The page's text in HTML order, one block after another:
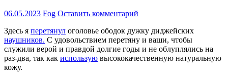
06.05.2023 Fog Оставить комментарий
Здесь я перетянул оголовье ободок дужку диджейских
наушников. С удовольствием перетяну и ваши, чтобы
служили верой и правдой долгие годы и не облуплялись на
раз-два, так как использую высококачественную натуральную
кожу.